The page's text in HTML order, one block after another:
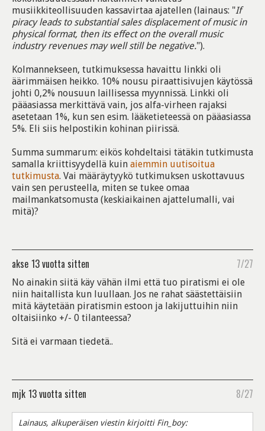
musiikkiteollisuuden kassavirtaa ajatellen (lainaus: "If
piracy leads to substantial sales displacement of music in
physical format, then its effect on the overall music
industry revenues may well still be negative.").
Kolmannekseen, tutkimuksessa havaittu linkki oli
äärimmäisen heikko. 10% nousu piraattisivujen käytössä
johti 0,2% nousuun laillisessa myynnissä. Linkki oli
pääasiassa merkittävä vain, jos alfa-virheen rajaksi
asetetaan 1%, kun sen esim. lääketieteessä on pääasiassa
5%. Eli siis helpostikin kohinan piirissä.
Summa summarum: eikös kohdeltaisi tätäkin tutkimusta
samalla kriittisyydellä kuin aiemmin uutisoitua
tutkimusta. Vai määräytyykö tutkimuksen uskottavuus
vain sen perusteella, miten se tukee omaa
mailmankatsomusta (keskiaikainen ajattelumalli, vai
mitä)?
akse 13 vuotta sitten 7/27
No ainakin siitä käy vähän ilmi että tuo piratismi ei ole
niin haitallista kun luullaan. Jos ne rahat säästettäisiin
mitä käytetään piratismin estoon ja lakijuttuihin niin
oltaisiinko +/- 0 tilanteessa?
Sitä ei varmaan tiedetä..
mjk 13 vuotta sitten 8/27
Lainaus, alkuperäisen viestin kirjoitti Fin_boy: